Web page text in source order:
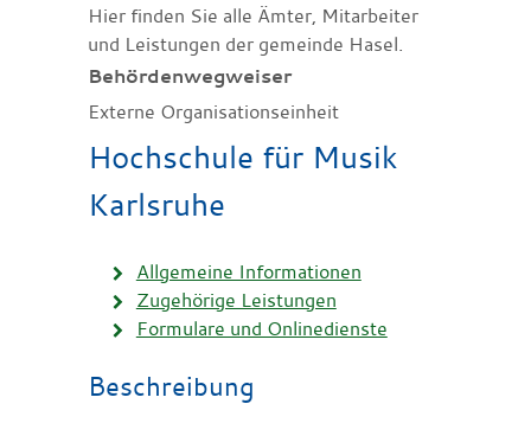
Hier finden Sie alle Ämter, Mitarbeiter
und Leistungen der gemeinde Hasel.
Behördenwegweiser
Externe Organisationseinheit
Hochschule für Musik
Karlsruhe
Allgemeine Informationen
Zugehörige Leistungen
Formulare und Onlinedienste
Beschreibung